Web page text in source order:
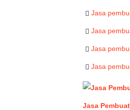
Jasa
Jasa
Jasa
Jasa
Jasa